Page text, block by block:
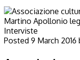
Interviste
Posted 9 March 2016